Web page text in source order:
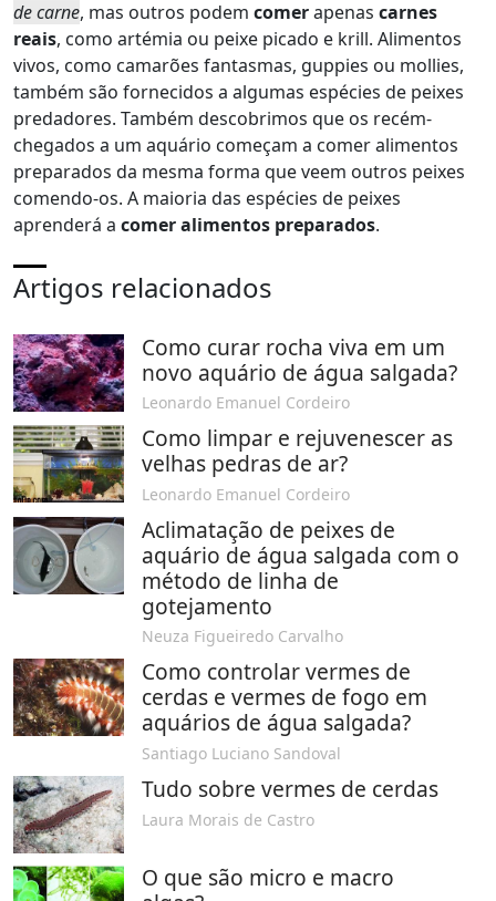
de carne, mas outros podem comerapenas carnes
reais, como artémia ou peixe picado e krill. Alimentos
vivos, como camarões fantasmas, guppies ou mollies,
também são fornecidos a algumas espécies de peixes
predadores. Também descobrimos que os recém-
chegados a um aquário começam a comer alimentos
preparados da mesma forma que veem outros peixes
comendo-os. A maioria das espécies de peixes
aprenderá a comer alimentos preparados.
Artigos relacionados
Como curar rocha viva em um
novo aquário de água salgada?
Leonardo Emanuel Cordeiro
Como limpar e rejuvenescer as
velhas pedras de ar?
Leonardo Emanuel Cordeiro
Aclimatação de peixes de
aquário de água salgada com o
método de linha de
gotejamento
Neuza Figueiredo Carvalho
Como controlar vermes de
cerdas e vermes de fogo em
aquários de água salgada?
Santiago Luciano Sandoval
Tudo sobre vermes de cerdas
Laura Morais de Castro
O que são micro e macro